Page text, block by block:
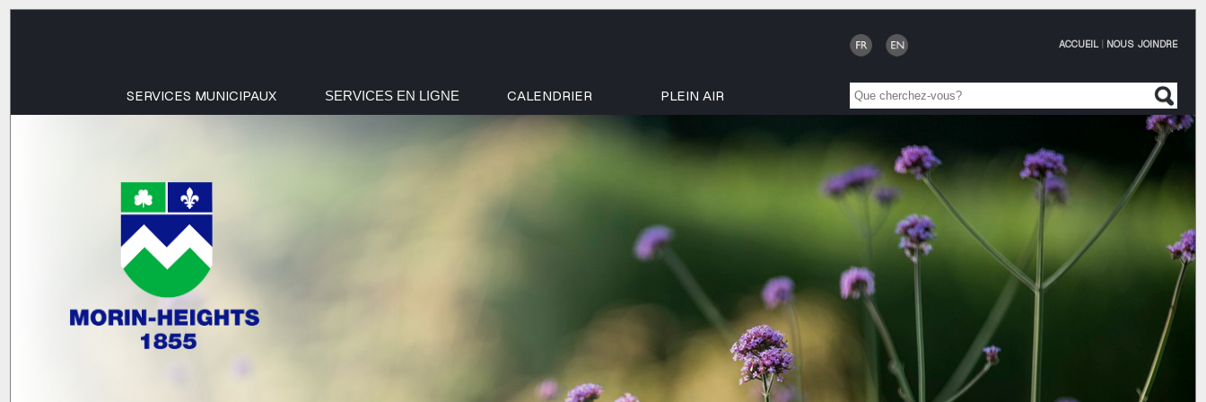
ACCUEIL| NOUS JOINDRE
SERVICES MUNICIPAUX SERVICES EN LIGNE CALENDRIER PLEIN AIR